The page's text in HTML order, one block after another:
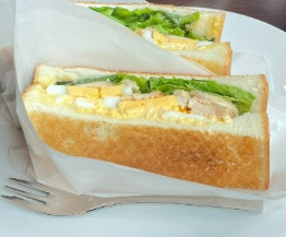
イ
ム
ラ
イ
ン】
|
ベ
ン
チ